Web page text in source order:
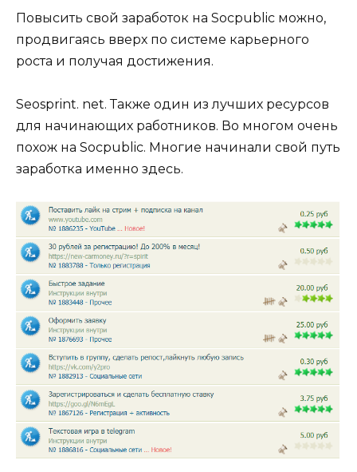
Повысить свой заработок на Socpublic можно,
продвигаясь вверх по системе карьерного
роста и получая достижения.
Seosprint. net. Также один из лучших ресурсов
для начинающих работников. Во многом очень
похож на Socpublic. Многие начинали свой путь
заработка именно здесь.